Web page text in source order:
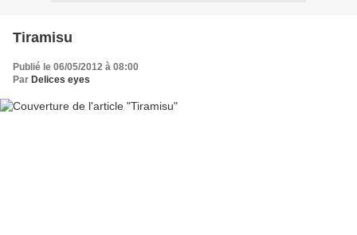
Tiramisu
Publié le 06/05/2012 à 08:00
Par Delices eyes